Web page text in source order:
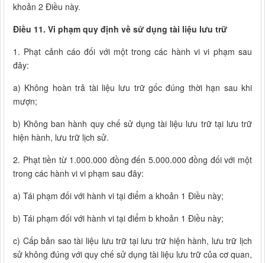
khoản 2 Điều này.
Điều 11. Vi phạm quy định về sử dụng tài liệu lưu trữ
1. Phạt cảnh cáo đối với một trong các hành vi vi phạm sau
đây:
a) Không hoàn trả tài liệu lưu trữ gốc đúng thời hạn sau khi
mượn;
b) Không ban hành quy chế sử dụng tài liệu lưu trữ tại lưu trữ
hiện hành, lưu trữ lịch sử.
2. Phạt tiền từ 1.000.000 đồng đến 5.000.000 đồng đối với một
trong các hành vi vi phạm sau đây:
a) Tái phạm đối với hành vi tại điểm a khoản 1 Điều này;
b) Tái phạm đối với hành vi tại điểm b khoản 1 Điều này;
c) Cấp bản sao tài liệu lưu trữ tại lưu trữ hiện hành, lưu trữ lịch
sử không đúng với quy chế sử dụng tài liệu lưu trữ của cơ quan,